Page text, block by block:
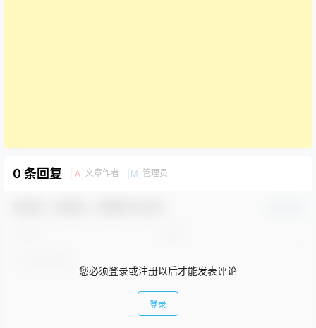
0 条回复 A 文章作者 M 管理员
您必须登录或注册以后才能发表评论
登录